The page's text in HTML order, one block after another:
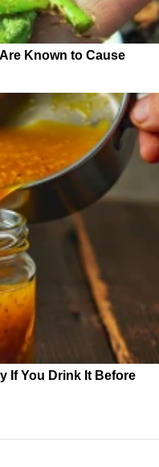
Known to Cause
If You Drink It Before